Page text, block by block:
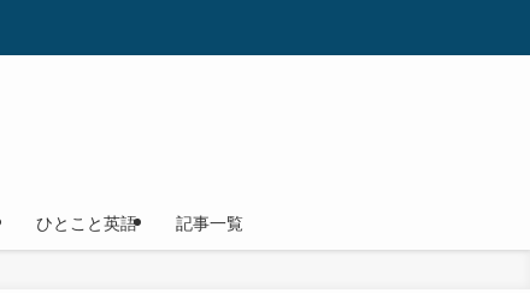
ひとこと英語 記事一覧